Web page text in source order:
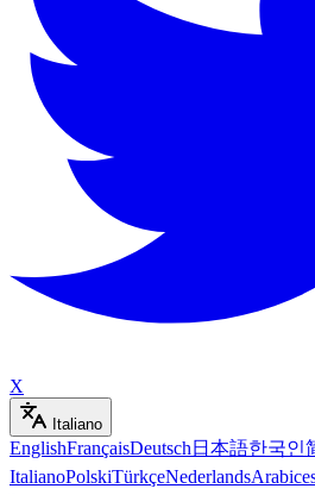
X
Italiano
EnglishFrançaisDeutsch 日本語한국인
ItalianoPolskiTürkçeNederlandsArabic